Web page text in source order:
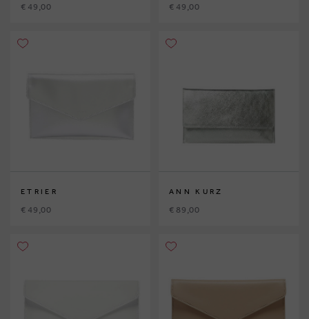
€ 49,00 € 49,00
ETRIER
€ 49,00
ANN KURZ
€ 89,00